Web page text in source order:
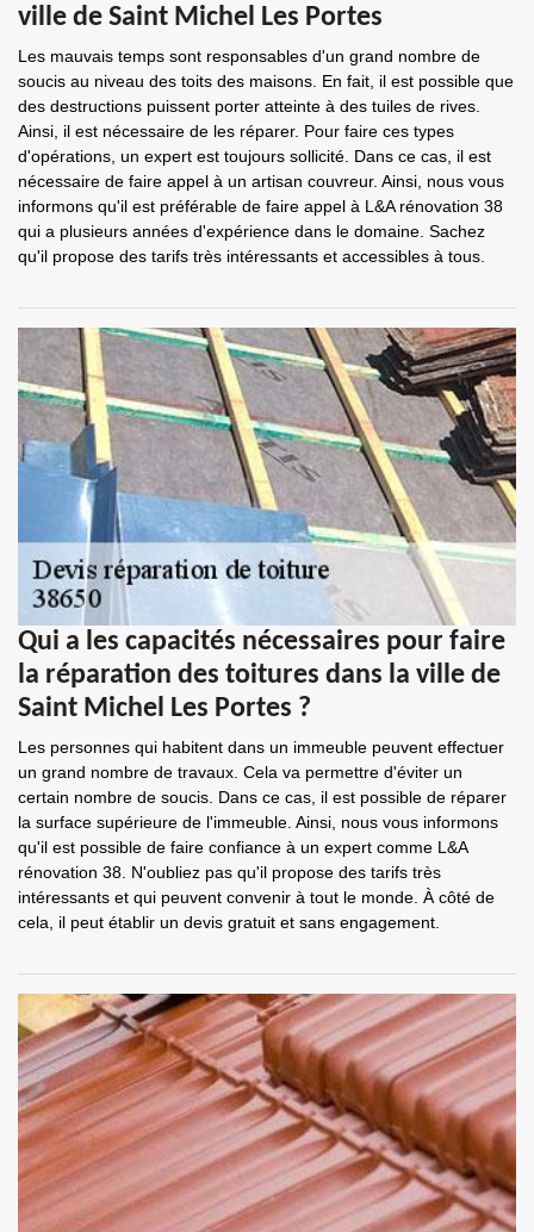
ville de Saint Michel Les Portes
Les mauvais temps sont responsables d'un grand nombre de
soucis au niveau des toits des maisons. En fait, il est possible que
des destructions puissent porter atteinte à des tuiles de rives.
Ainsi, il est nécessaire de les réparer. Pour faire ces types
d'opérations, un expert est toujours sollicité. Dans ce cas, il est
nécessaire de faire appel à un artisan couvreur. Ainsi, nous vous
informons qu'il est préférable de faire appel à L&A rénovation 38
qui a plusieurs années d'expérience dans le domaine. Sachez
qu'il propose des tarifs très intéressants et accessibles à tous.
Qui a les capacités nécessaires pour faire
la réparation des toitures dans la ville de
Saint Michel Les Portes ?
Les personnes qui habitent dans un immeuble peuvent effectuer
un grand nombre de travaux. Cela va permettre d'éviter un
certain nombre de soucis. Dans ce cas, il est possible de réparer
la surface supérieure de l'immeuble. Ainsi, nous vous informons
qu'il est possible de faire confiance à un expert comme L&A
rénovation 38. N'oubliez pas qu'il propose des tarifs très
intéressants et qui peuvent convenir à tout le monde. À côté de
cela, il peut établir un devis gratuit et sans engagement.